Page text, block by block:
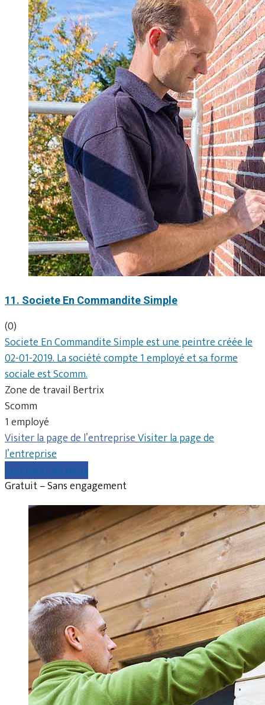
11. Societe En Commandite Simple
(0)
Societe En Commandite Simple est une peintre créée le
02-01-2019. La société compte 1 employé et sa forme
sociale est Scomm.
Zone de travail Bertrix
Scomm
1 employé
Visiter la page de l’entrepriseVisiter la page de
l’entreprise
Comparer les devis
Gratuit – Sans engagement